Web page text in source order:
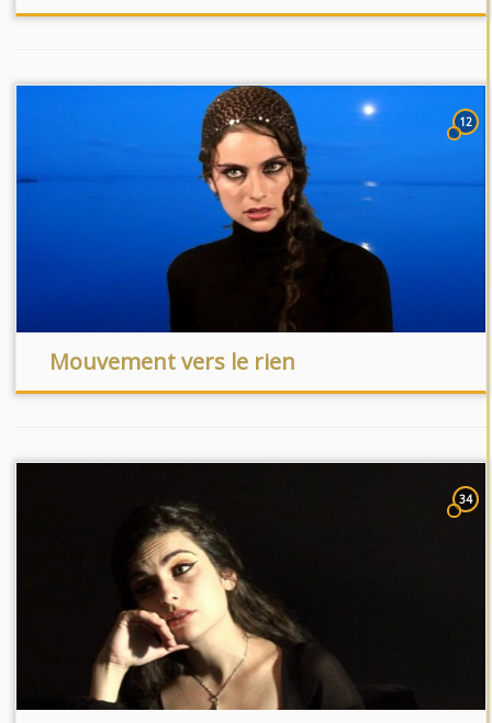
12
Mouvement vers le rien
34